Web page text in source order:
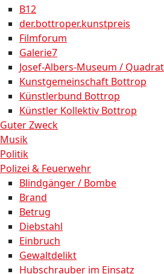
B12
der.bottroper.kunstpreis
Filmforum
Galerie7
Josef-Albers-Museum / Quadrat
Kunstgemeinschaft Bottrop
Künstlerbund Bottrop
Künstler Kollektiv Bottrop
Guter Zweck
Musik
Politik
Polizei & Feuerwehr
Blindgänger / Bombe
Brand
Betrug
Diebstahl
Einbruch
Gewaltdelikt
Hubschrauber im Einsatz